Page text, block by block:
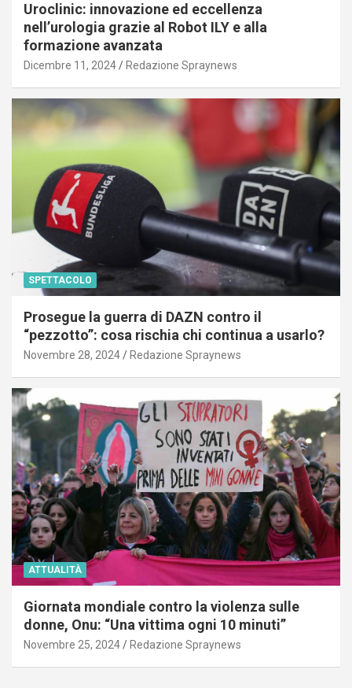
Uroclinic: innovazione ed eccellenza
nell’urologia grazie al Robot ILY e alla
formazione avanzata
Dicembre 11, 2024 Redazione Spraynews
SPETTACOLO
Prosegue la guerra di DAZN contro il
“pezzotto”: cosa rischia chi continua a usarlo?
Novembre 28, 2024 Redazione Spraynews
ATTUALITÀ
Giornata mondiale contro la violenza sulle
donne, Onu: “Una vittima ogni 10 minuti”
Novembre 25, 2024 Redazione Spraynews